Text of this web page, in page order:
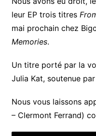
leur EP trois titres
mai prochain chez
Memories.
Un titre porté par la
Julia Kat, soutenue
Nous vous laissons
– Clermont Ferrand)